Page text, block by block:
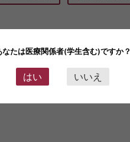
したか？
なたは医療関係者(学生含む)ですか？
はい いいえ